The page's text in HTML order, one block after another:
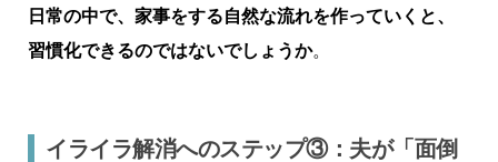
日常の中で、家事をする自然な流れを作っていくと、
習慣化できるのではないでしょうか。
イライラ解消へのステップ③：夫が「面倒